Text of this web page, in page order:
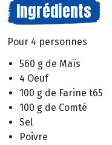
Ingrédients
Pour 4 personnes
560 g de Maïs
4 Oeuf
100 g de Farine t65
100 g de Comté
Sel
Poivre